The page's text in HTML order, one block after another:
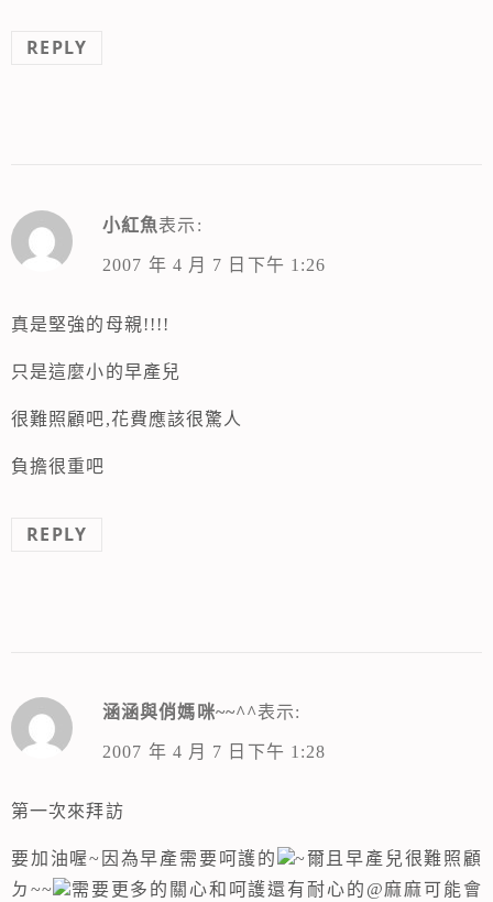
REPLY
小紅魚表示:
2007 年 4 月 7 日下午 1:26
真是堅強的母親!!!!
只是這麼小的早產兒
很難照顧吧,花費應該很驚人
負擔很重吧
REPLY
涵涵與俏媽咪~~^^表示:
2007 年 4 月 7 日下午 1:28
第一次來拜訪
要加油喔~因為早產需要呵護的
~爾且早產兒很難照顧
ㄉ~~
需要更多的關心和呵護還有耐心的@麻麻可能會